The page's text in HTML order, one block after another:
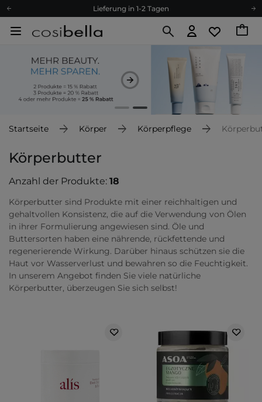
Empfehle uns weiter und sammle noch mehr Punkte
Kostenloser Versand ab 60 €
Versand nach Deutschland und Österreich
Treueprogramm
Lieferung in 1-2 Tagen
Kostenloser Versand ab 60 €
Startseite Körper Körperpflege
Körperbutter
Anzahl der Produkte: 18
Körperbutter sind Produkte mit einer reichhaltigen und
gehaltvollen Konsistenz, die auf die Verwendung von Ölen
in ihrer Formulierung angewiesen sind. Öle und
Buttersorten haben eine nährende, rückfettende und
regenerierende Wirkung. Darüber hinaus schützen sie die
Haut vor Wasserverlust und bewahren so die Feuchtigkeit.
In unserem Angebot finden Sie viele natürliche
Körperbutter, überzeugen Sie sich selbst!